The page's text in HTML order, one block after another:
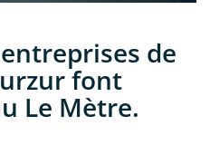
de
font
Le Mètre.